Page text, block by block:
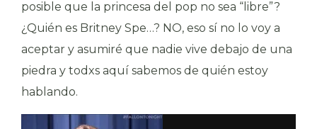
posible que la princesa del pop no sea “libre”?
¿Quién es Britney Spe…? NO, eso sí no lo voy a
aceptar y asumiré que nadie vive debajo de una
piedra y todxs aquí sabemos de quién estoy
hablando.